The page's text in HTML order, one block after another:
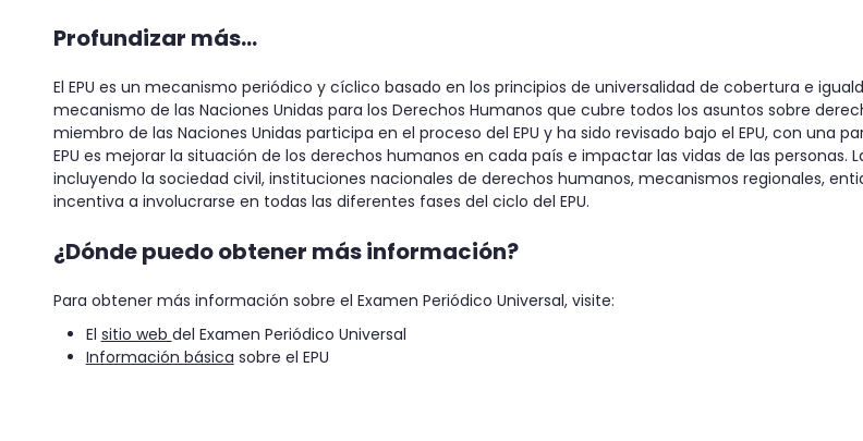
Profundizar más…
El EPU es un mecanismo periódico y cíclico basado en los principios de universalidad de cobertura e
mecanismo de las Naciones Unidas para los Derechos Humanos que cubre todos los asuntos sobre
miembro de las Naciones Unidas participa en el proceso del EPU y ha sido revisado bajo el EPU, con una
EPU es mejorar la situación de los derechos humanos en cada país e impactar las vidas de las
incluyendo la sociedad civil, instituciones nacionales de derechos humanos, mecanismos regionales,
incentiva a involucrarse en todas las diferentes fases del ciclo del EPU.
¿Dónde puedo obtener más información?
Para obtener más información sobre el Examen Periódico Universal, visite:
El sitio web del Examen Periódico Universal
Información básica sobre el EPU